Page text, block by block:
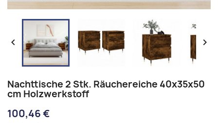
 
Nachttische 2 Stk. Räuchereiche 40x35x50
cm Holzwerkstoff
100,46 €